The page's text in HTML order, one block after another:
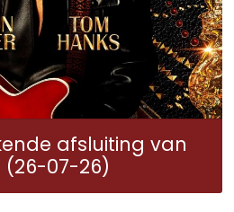
afsluiting van
(26-07-26)